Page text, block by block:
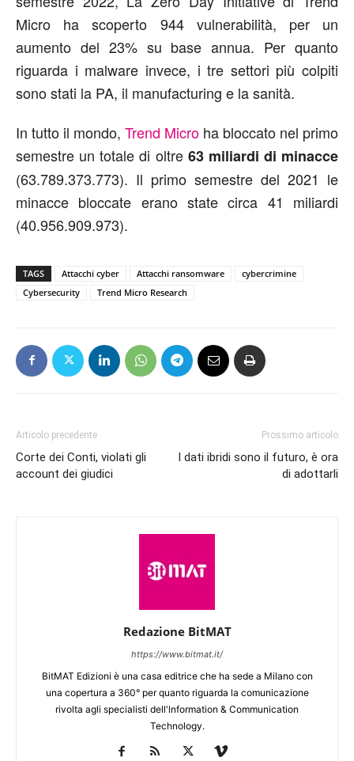
Micro ha scoperto 944 vulnerabilità, per un
aumento del 23% su base annua. Per quanto
riguarda i malware invece, i tre settori più colpiti
sono stati la PA, il manufacturing e la sanità.
In tutto il mondo, Trend Micro ha bloccato nel primo
semestre un totale di oltre 63 miliardi di minacce
(63.789.373.773). Il primo semestre del 2021 le
minacce bloccate erano state circa 41 miliardi
(40.956.909.973).
TAGS Attacchi cyber Attacchi ransomware
cybercrimine
Cybersecurity
Trend Micro Research
Articolo precedente
Corte dei Conti, violati gli
account dei giudici
Prossimo articolo
I dati ibridi sono il futuro, è ora
di adottarli
Redazione BitMAT
https://www.bitmat.it/
BitMAT Edizioni è una casa editrice che ha sede a Milano con
una copertura a 360° per quanto riguarda la comunicazione
rivolta agli specialisti dell'lnformation & Communication
Technology.